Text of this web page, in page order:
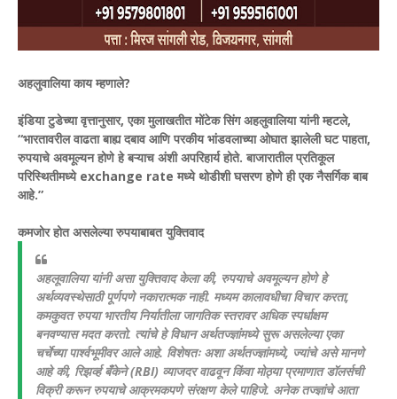
अहलुवालिया काय म्हणाले?
इंडिया टुडेच्या वृत्तानुसार, एका मुलाखतीत मोंटेक सिंग अहलुवालिया यांनी म्हटले,
“भारतावरील वाढता बाह्य दबाव आणि परकीय भांडवलाच्या ओघात झालेली घट पाहता,
रुपयाचे अवमूल्यन होणे हे बऱ्याच अंशी अपरिहार्य होते. बाजारातील प्रतिकूल
परिस्थितीमध्ये exchange rate मध्ये थोडीशी घसरण होणे ही एक नैसर्गिक बाब
आहे.”
कमजोर होत असलेल्या रुपयाबाबत युक्तिवाद
अहलूवालिया यांनी असा युक्तिवाद केला की, रुपयाचे अवमूल्यन होणे हे
अर्थव्यवस्थेसाठी पूर्णपणे नकारात्मक नाही. मध्यम कालावधीचा विचार करता,
कमकुवत रुपया भारतीय निर्यातीला जागतिक स्तरावर अधिक स्पर्धाक्षम
बनवण्यास मदत करतो. त्यांचे हे विधान अर्थतज्ज्ञांमध्ये सुरू असलेल्या एका
चर्चेच्या पार्श्वभूमीवर आले आहे. विशेषतः अशा अर्थतज्ज्ञांमध्ये, ज्यांचे असे मानणे
आहे की, रिझर्व्ह बँकेने (RBI) व्याजदर वाढवून किंवा मोठ्या प्रमाणात डॉलर्सची
विक्री करून रुपयाचे आक्रमकपणे संरक्षण केले पाहिजे. अनेक तज्ज्ञांचे आता